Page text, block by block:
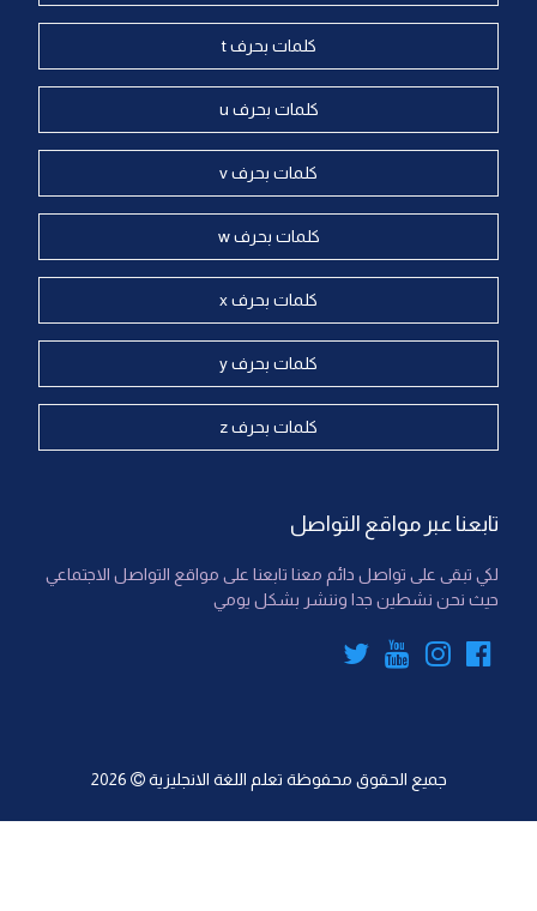
كلمات بحرف t
كلمات بحرف u
كلمات بحرف v
كلمات بحرف w
كلمات بحرف x
كلمات بحرف y
كلمات بحرف z
تابعنا عبر مواقع التواصل
لكي تبقى على تواصل دائم معنا تابعنا على مواقع التواصل الاجتماعي
حيث نحن نشطين جدا وننشر بشكل يومي
جميع الحقوق محفوظة تعلم اللغة الانجليزية